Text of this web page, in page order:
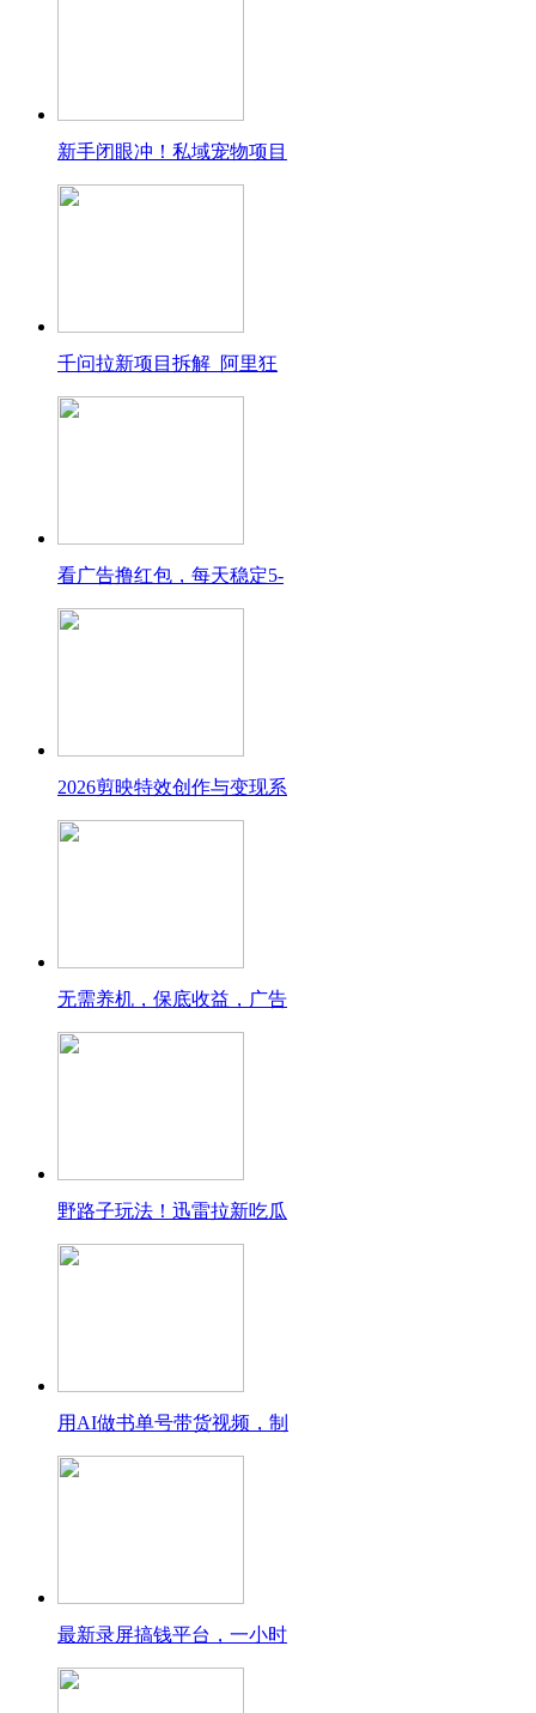
新手闭眼冲！私域宠物项目
千问拉新项目拆解_阿里狂
看广告撸红包，每天稳定5-
2026剪映特效创作与变现系
无需养机，保底收益，广告
野路子玩法！迅雷拉新吃瓜
用AI做书单号带货视频，制
最新录屏搞钱平台，一小时